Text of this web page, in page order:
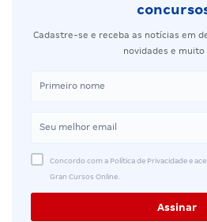
Cadastre-se e receba as notícias em
novidades e muito
Concordo com a Política de Privacidade e
Gran Cursos Online.